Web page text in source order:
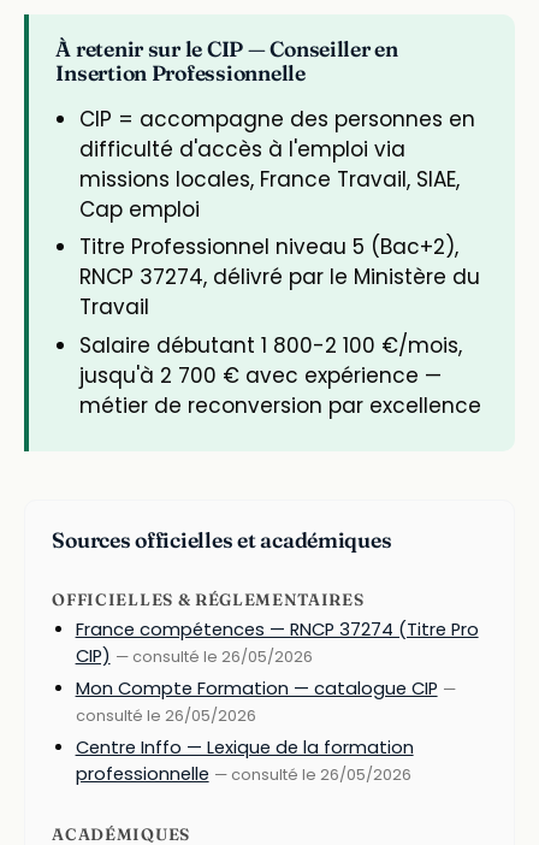
À retenir sur le CIP — Conseiller en
Insertion Professionnelle
CIP = accompagne des personnes en
difficulté d'accès à l'emploi via
missions locales, France Travail, SIAE,
Cap emploi
Titre Professionnel niveau 5 (Bac+2),
RNCP 37274, délivré par le Ministère du
Travail
Salaire débutant 1 800-2 100 €/mois,
jusqu'à 2 700 € avec expérience —
métier de reconversion par excellence
Sources officielles et académiques
OFFICIELLES & RÉGLEMENTAIRES
France compétences — RNCP 37274 (Titre Pro
CIP) — consulté le 26/05/2026
Mon Compte Formation — catalogue CIP —
consulté le 26/05/2026
Centre Inffo — Lexique de la formation
professionnelle — consulté le 26/05/2026
ACADÉMIQUES